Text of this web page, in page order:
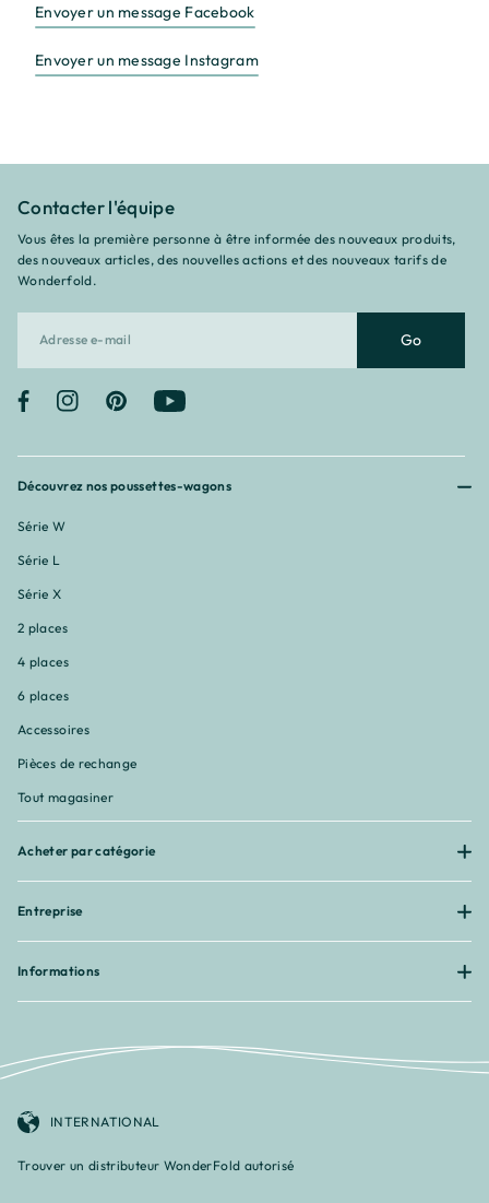
Envoyer un message Facebook
Envoyer un message Instagram
Découvrez nos poussettes-wagons
Série W
Série L
Série X
2 places
4 places
6 places
Accessoires
Pièces de rechange
Tout magasiner
Acheter par catégorie
Entreprise
Informations
Contacter l'équipe
Vous êtes la première personne à être informée des nouveaux produits,
des nouveaux articles, des nouvelles actions et des nouveaux tarifs de
Wonderfold.
Go
FacebookInstagramPinterest YouTube
INTERNATIONAL
Trouver un distributeur WonderFold autorisé